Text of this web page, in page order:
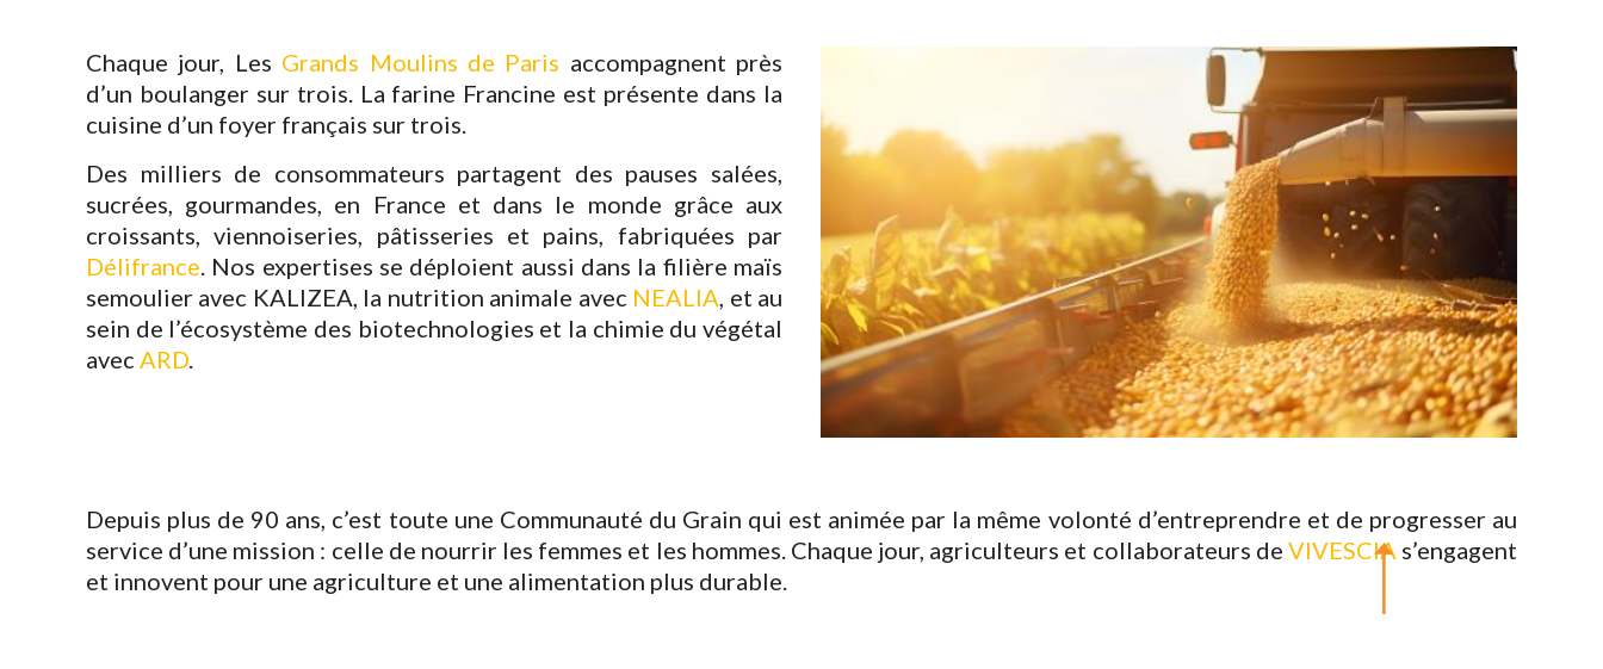
Chaque jour, Les Grands Moulins de Paris accompagnent près
d’un boulanger sur trois. La farine Francine est présente dans la
cuisine d’un foyer français sur trois.
Des milliers de consommateurs partagent des pauses salées,
sucrées, gourmandes, en France et dans le monde grâce aux
croissants, viennoiseries, pâtisseries et pains, fabriquées par
Délifrance. Nos expertises se déploient aussi dans la filière maïs
semoulier avec KALIZEA, la nutrition animale avec NEALIA, et au
sein de l’écosystème des biotechnologies et la chimie du végétal
avec ARD.
Depuis plus de 90 ans, c’est toute une Communauté du Grain qui est animée par la même volonté d’entreprendre et de progresser au
service d’une mission : celle de nourrir les femmes et les hommes. Chaque jour, agriculteurs et collaborateurs de VIVESCIA s’engagent
et innovent pour une agriculture et une alimentation plus durable.